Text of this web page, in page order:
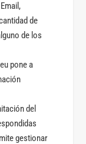
de
de los
pone a
del
gestionar